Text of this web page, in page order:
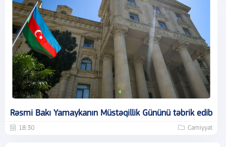
Rəsmi Bakı Yamaykanın Müstəqillik Gününü təbrik edib
18:30 Cəmiyyət